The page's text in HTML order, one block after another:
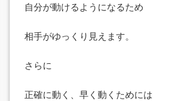
自分が動けるようになるため
相手がゆっくり見えます。
さらに
正確に動く、早く動くためには